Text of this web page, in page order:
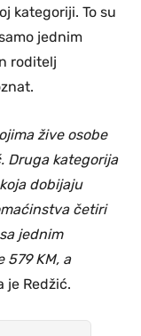
kategoriji. To su
jednim
roditelj
žive osobe
Druga kategorija
dobijaju
četiri
jednim
579 KM, a
je Redžić.